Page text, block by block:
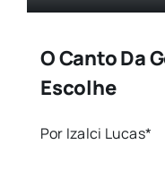
O Canto Da
Escolhe
Por Izalci Lucas*